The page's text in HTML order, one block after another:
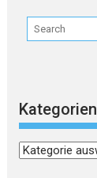
Kategorien
Kategorien